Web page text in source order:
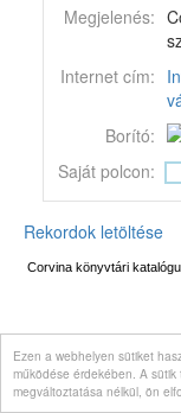
Ezen a webhelyen sütiket
működése érdekében. A
megváltoztatása nélkül, ön
Megjelenés:
Internet cím:
Borító:
Saját polcon:
Rekordok letöltése
Corvina könyvtári